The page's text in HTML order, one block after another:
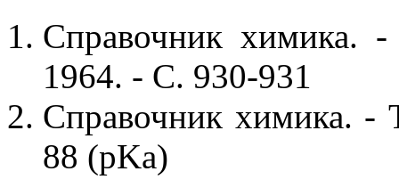
Справочник
1964. - С. 930-931
Справочник химика.
88 (pKa)